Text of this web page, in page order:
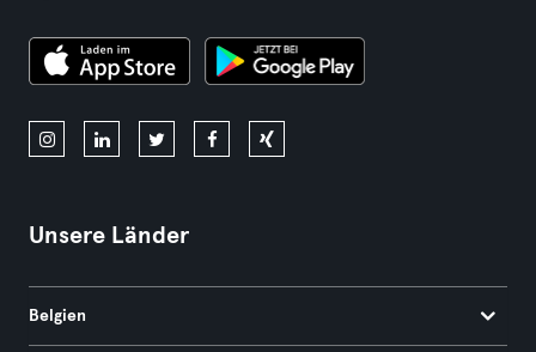
Unsere Länder
Belgien